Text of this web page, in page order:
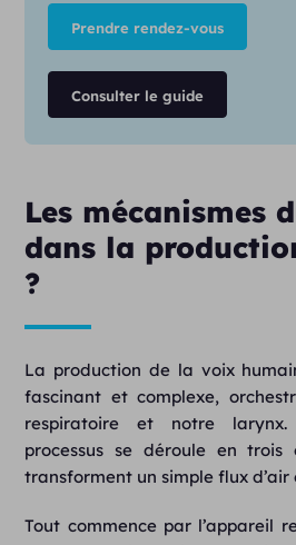
Prendre rendez-vous
Consulter le guide
Les mécanismes
dans la
?
La production de la voix
fascinant et complexe,
respiratoire et notre
processus se déroule en trois
transforment un simple flux d’air
Tout commence par l’appareil